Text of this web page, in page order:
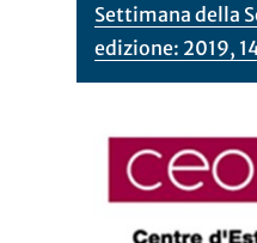
Settimana della
edizione: 2019,